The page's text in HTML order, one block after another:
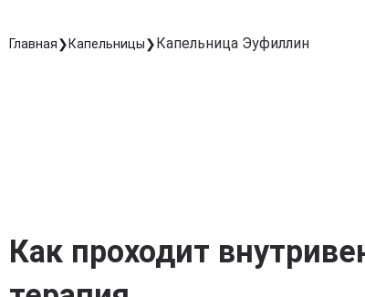
Главная Капельницы Капельница Эуфиллин
Как проходит